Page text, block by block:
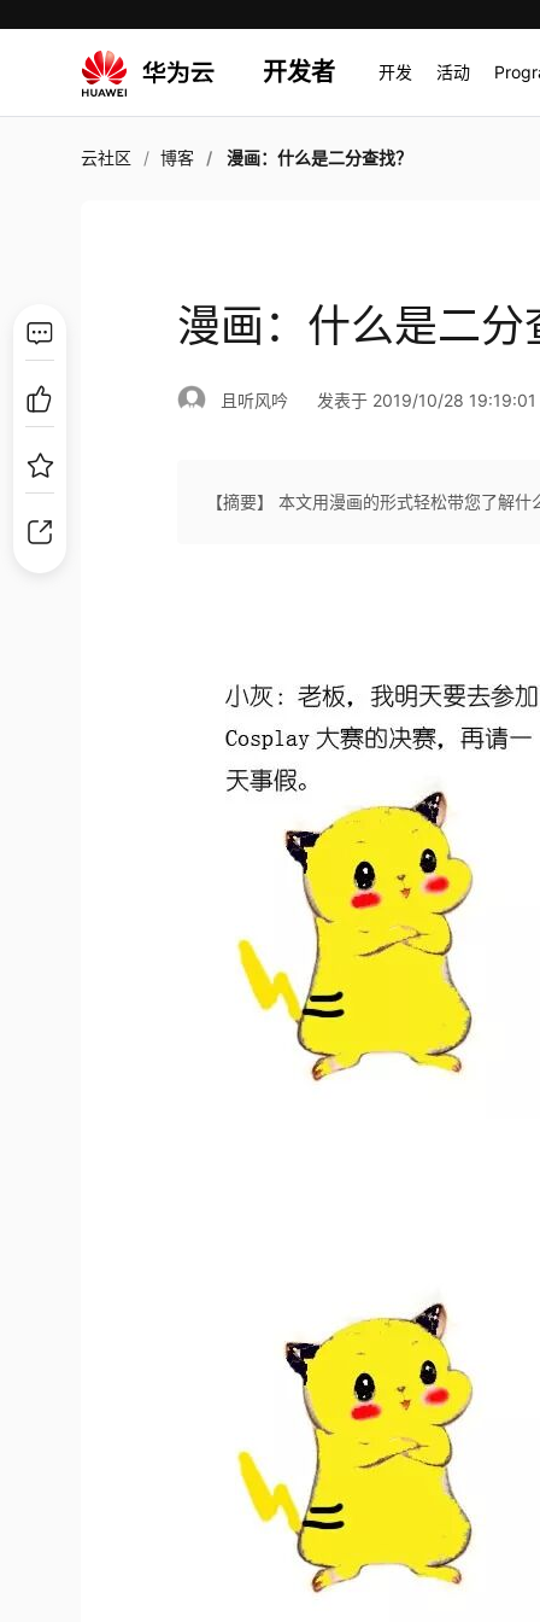
开发者 开发 活动
云社区 博客 漫画：什么是二分查找？
漫画：什么是二分
且听风吟 发表于 2019/10/28 19:19:01
【摘要】 本文用漫画的形式轻松带您了解